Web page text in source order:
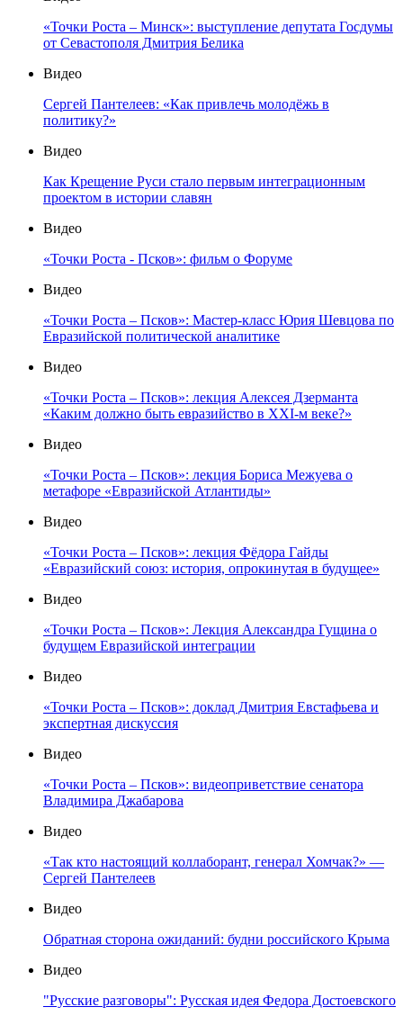
«Точки Роста – Минск»: выступление депутата Госдумы
от Севастополя Дмитрия Белика
Видео
Сергей Пантелеев: «Как привлечь молодёжь в
политику?»
Видео
Как Крещение Руси стало первым интеграционным
проектом в истории славян
Видео
«Точки Роста - Псков»: фильм о Форуме
Видео
«Точки Роста – Псков»: Мастер-класс Юрия Шевцова по
Евразийской политической аналитике
Видео
«Точки Роста – Псков»: лекция Алексея Дзерманта
«Каким должно быть евразийство в XXI-м веке?»
Видео
«Точки Роста – Псков»: лекция Бориса Межуева о
метафоре «Евразийской Атлантиды»
Видео
«Точки Роста – Псков»: лекция Фёдора Гайды
«Евразийский союз: история, опрокинутая в будущее»
Видео
«Точки Роста – Псков»: Лекция Александра Гущина о
будущем Евразийской интеграции
Видео
«Точки Роста – Псков»: доклад Дмитрия Евстафьева и
экспертная дискуссия
Видео
«Точки Роста – Псков»: видеоприветствие сенатора
Владимира Джабарова
Видео
«Так кто настоящий коллаборант, генерал Хомчак?» —
Сергей Пантелеев
Видео
Обратная сторона ожиданий: будни российского Крыма
Видео
"Русские разговоры": Русская идея Федора Достоевского